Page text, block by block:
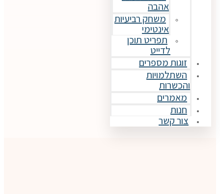
אהבה
משחק רביעיות
אינטימי
תפריט תוכן
לדייט
זוגות מספרים
השתלמויות
והכשרות
מאמרים
חנות
צור קשר